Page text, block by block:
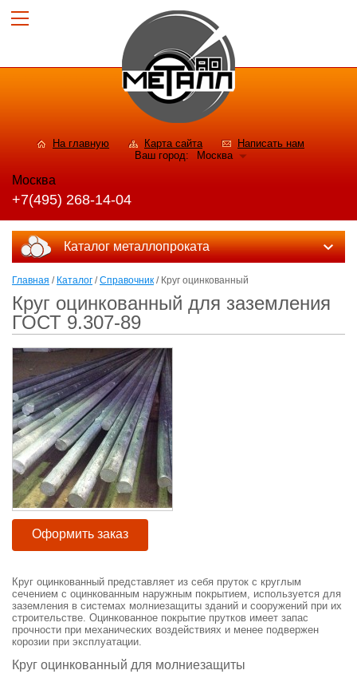
На главную Карта сайта
Написать нам
Ваш город:
Москва
Москва
+7(495) 268-14-04
Каталог металлопроката
Главная / Каталог /Справочник / Круг оцинкованный
Круг оцинкованный для заземления
ГОСТ 9.307-89
Оформить заказ
Круг оцинкованный представляет из себя пруток с круглым
сечением с оцинкованным наружным покрытием, используется для
заземления в системах молниезащиты зданий и сооружений при их
строительстве. Оцинкованное покрытие прутков имеет запас
прочности при механических воздействиях и менее подвержен
корозии при эксплуатации.
Круг оцинкованный для молниезащиты